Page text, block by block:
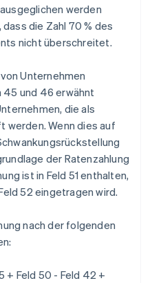
werden
die Zahl 70 % des
nicht überschreitet.
Unternehmen
45 und 46 erwähnt
die als
werden. Wenn dies auf
der Ratenzahlung
ist in Feld 51 enthalten,
52 eingetragen wird.
nach der folgenden
+ Feld 50 - Feld 42 +